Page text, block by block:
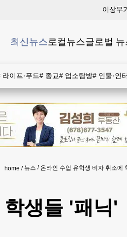
이상무
최신뉴스로컬뉴스글로벌 뉴
라이프·푸드# 종교# 업소탐방# 인물·인
home 뉴스 온라인 수업 유학생 비자 취소에
생들 '패닉'